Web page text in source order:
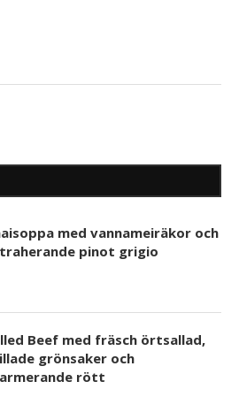
med vannameiräkor och
pinot grigio
Beef med fräsch örtsallad,
grönsaker och
rött